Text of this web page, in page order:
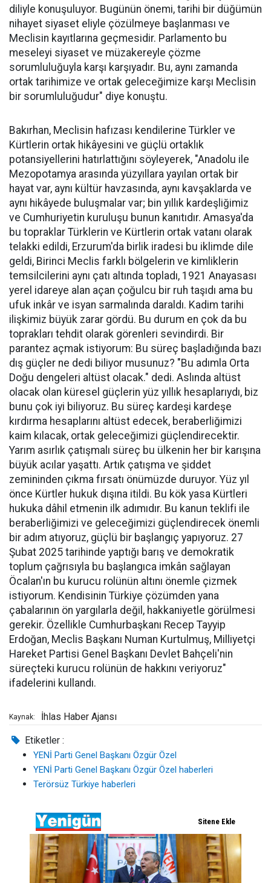
diliyle konuşuluyor. Bugünün önemi, tarihi bir düğümün
nihayet siyaset eliyle çözülmeye başlanması ve
Meclisin kayıtlarına geçmesidir. Parlamento bu
meseleyi siyaset ve müzakereyle çözme
sorumluluğuyla karşı karşıyadır. Bu, aynı zamanda
ortak tarihimize ve ortak geleceğimize karşı Meclisin
bir sorumluluğudur" diye konuştu.
Bakırhan, Meclisin hafızası kendilerine Türkler ve
Kürtlerin ortak hikâyesini ve güçlü ortaklık
potansiyellerini hatırlattığını söyleyerek, "Anadolu ile
Mezopotamya arasında yüzyıllara yayılan ortak bir
hayat var, aynı kültür havzasında, aynı kavşaklarda ve
aynı hikâyede buluşmalar var; bin yıllık kardeşliğimiz
ve Cumhuriyetin kuruluşu bunun kanıtıdır. Amasya'da
bu topraklar Türklerin ve Kürtlerin ortak vatanı olarak
telakki edildi, Erzurum'da birlik iradesi bu iklimde dile
geldi, Birinci Meclis farklı bölgelerin ve kimliklerin
temsilcilerini aynı çatı altında topladı, 1921 Anayasası
yerel idareye alan açan çoğulcu bir ruh taşıdı ama bu
ufuk inkâr ve isyan sarmalında daraldı. Kadim tarihi
ilişkimiz büyük zarar gördü. Bu durum en çok da bu
toprakları tehdit olarak görenleri sevindirdi. Bir
parantez açmak istiyorum: Bu süreç başladığında bazı
dış güçler ne dedi biliyor musunuz? "Bu adımla Orta
Doğu dengeleri altüst olacak." dedi. Aslında altüst
olacak olan küresel güçlerin yüz yıllık hesaplarıydı, biz
bunu çok iyi biliyoruz. Bu süreç kardeşi kardeşe
kırdırma hesaplarını altüst edecek, beraberliğimizi
kaim kılacak, ortak geleceğimizi güçlendirecektir.
Yarım asırlık çatışmalı süreç bu ülkenin her bir karışına
büyük acılar yaşattı. Artık çatışma ve şiddet
zemininden çıkma fırsatı önümüzde duruyor. Yüz yıl
önce Kürtler hukuk dışına itildi. Bu kök yasa Kürtleri
hukuka dâhil etmenin ilk adımıdır. Bu kanun teklifi ile
beraberliğimizi ve geleceğimizi güçlendirecek önemli
bir adım atıyoruz, güçlü bir başlangıç yapıyoruz. 27
Şubat 2025 tarihinde yaptığı barış ve demokratik
toplum çağrısıyla bu başlangıca imkân sağlayan
Öcalan'ın bu kurucu rolünün altını önemle çizmek
istiyorum. Kendisinin Türkiye çözümden yana
çabalarının ön yargılarla değil, hakkaniyetle görülmesi
gerekir. Özellikle Cumhurbaşkanı Recep Tayyip
Erdoğan, Meclis Başkanı Numan Kurtulmuş, Milliyetçi
Hareket Partisi Genel Başkanı Devlet Bahçeli'nin
süreçteki kurucu rolünün de hakkını veriyoruz"
ifadelerini kullandı.
Kaynak: İhlas Haber Ajansı
Etiketler :
YENİ Parti Genel Başkanı Özgür Özel
YENİ Parti Genel Başkanı Özgür Özel haberleri
Terörsüz Türkiye haberleri